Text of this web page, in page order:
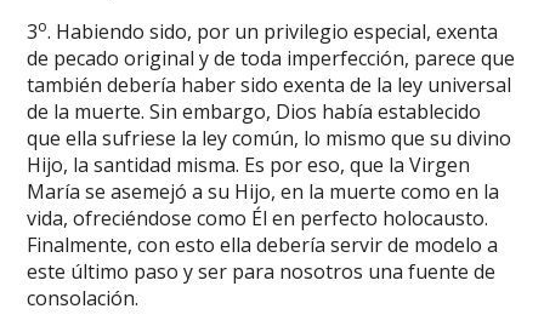
3o. Habiendo sido, por un privilegio especial, exenta
de pecado original y de toda imperfección, parece que
también debería haber sido exenta de la ley universal
de la muerte. Sin embargo, Dios había establecido
que ella sufriese la ley común, lo mismo que su divino
Hijo, la santidad misma. Es por eso, que la Virgen
María se asemejó a su Hijo, en la muerte como en la
vida, ofreciéndose como Él en perfecto holocausto.
Finalmente, con esto ella debería servir de modelo a
este último paso y ser para nosotros una fuente de
consolación.